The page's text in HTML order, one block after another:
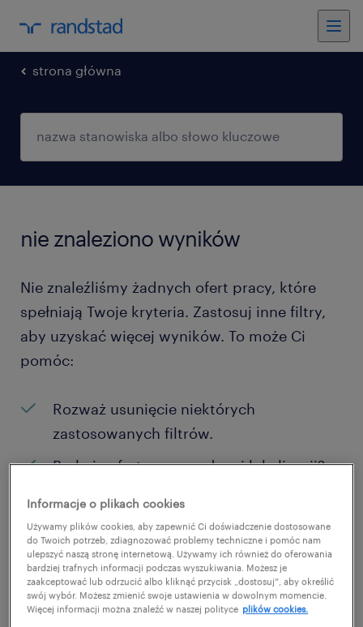
strona główna
nie znaleziono wyników
Nie znaleźliśmy żadnych ofert pracy, które
spełniają Twoje kryteria. Zastosuj inne filtry,
aby uzyskać więcej wyników. To może Ci
pomóc:
Rozważ usunięcie niektórych
zastosowanych filtrów.
Brakuje ofert pracy w danej lokalizacji?
poszukiwań?
Zmień nazwę stanowiska albo słowa
kluczowe i sprawdź, czy zostały zapisane
poprawnie.
Informacje o plikach cookies
Używamy plików cookies, aby zapewnić Ci doświadczenie dostosowane
do Twoich potrzeb, zdiagnozować problemy techniczne i pomóc nam
ulepszyć naszą stronę internetową. Używamy ich również do oferowania
bardziej trafnych informacji podczas wyszukiwania. Możesz je
zaakceptować lub odrzucić albo kliknąć przycisk „dostosuj”, aby określić
swój wybór. Możesz zmienić swoje ustawienia w dowolnym momencie.
Więcej informacji można znaleźć w naszej polityce plików cookies.